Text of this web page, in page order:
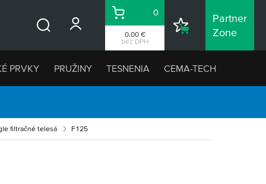
0,00 €
bez DPH
Košík
0
Nákupný
Partner
Zone
PRVKY PRUŽINY TESNENIA CEMA-TECH
filtračné telesá F125